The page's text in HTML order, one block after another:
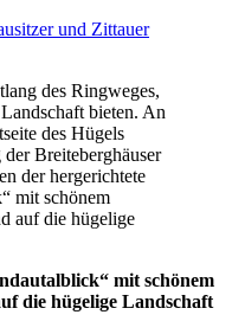
und Zittauer
des Ringweges,
bieten. An
des Hügels
Breiteberghäuser
der hergerichtete
mit schönem
auf die hügelige
mit schönem
die hügelige Landschaft